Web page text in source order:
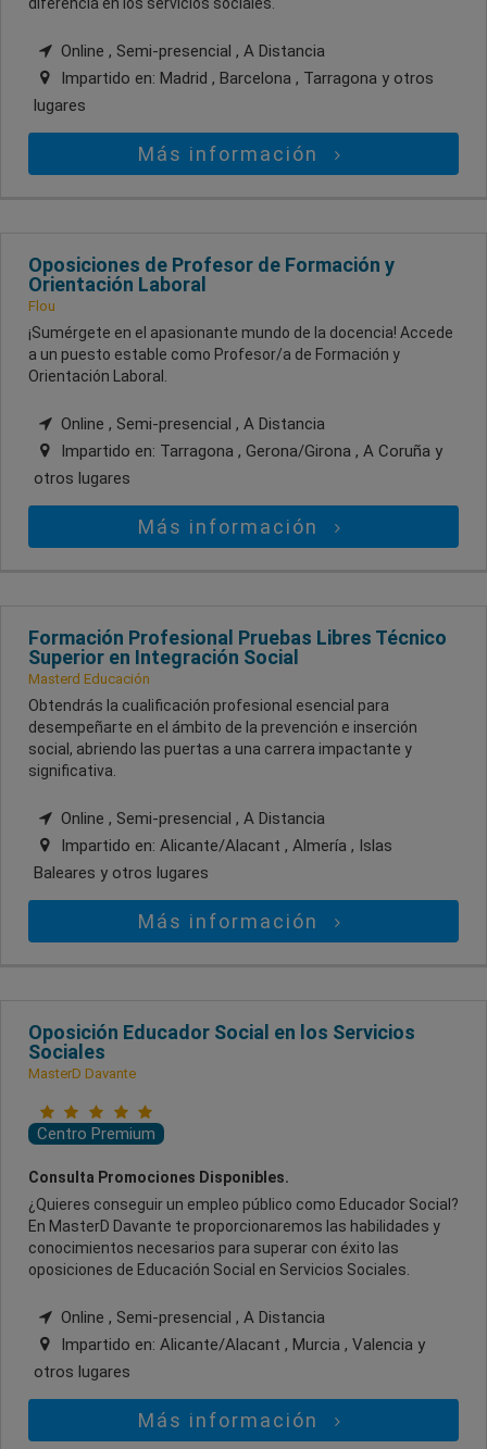
diferencia en los servicios sociales.
Online , Semi-presencial , A Distancia
Impartido en: Madrid , Barcelona , Tarragona y otros
lugares
Más información
Oposiciones de Profesor de Formación y
Orientación Laboral
Flou
¡Sumérgete en el apasionante mundo de la docencia! Accede
a un puesto estable como Profesor/a de Formación y
Orientación Laboral.
Online , Semi-presencial , A Distancia
Impartido en: Tarragona , Gerona/Girona , A Coruña y
otros lugares
Más información
Formación Profesional Pruebas Libres Técnico
Superior en Integración Social
Masterd Educación
Obtendrás la cualificación profesional esencial para
desempeñarte en el ámbito de la prevención e inserción
social, abriendo las puertas a una carrera impactante y
significativa.
Online , Semi-presencial , A Distancia
Impartido en: Alicante/Alacant , Almería , Islas
Baleares y otros lugares
Más información
Oposición Educador Social en los Servicios
Sociales
MasterD Davante
Centro Premium
Consulta Promociones Disponibles.
¿Quieres conseguir un empleo público como Educador Social?
En MasterD Davante te proporcionaremos las habilidades y
conocimientos necesarios para superar con éxito las
oposiciones de Educación Social en Servicios Sociales.
Online , Semi-presencial , A Distancia
Impartido en: Alicante/Alacant , Murcia , Valencia y
otros lugares
Más información